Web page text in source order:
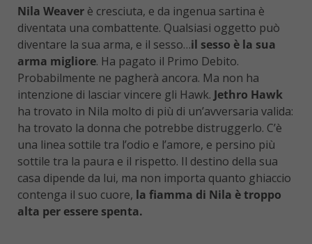
Nila Weaver è cresciuta, e da ingenua sartina è
diventata una combattente. Qualsiasi oggetto può
diventare la sua arma, e il sesso…il sesso è la sua
arma migliore. Ha pagato il Primo Debito.
Probabilmente ne pagherà ancora. Ma non ha
intenzione di lasciar vincere gli Hawk. Jethro Hawk
ha trovato in Nila molto di più di un’avversaria valida:
ha trovato la donna che potrebbe distruggerlo. C’è
una linea sottile tra l’odio e l’amore, e persino più
sottile tra la paura e il rispetto. Il destino della sua
casa dipende da lui, ma non importa quanto ghiaccio
contenga il suo cuore, la fiamma di Nila è troppo
alta per essere spenta.